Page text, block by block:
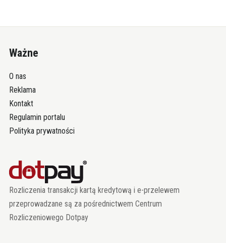
Ważne
O nas
Reklama
Kontakt
Regulamin portalu
Polityka prywatności
Rozliczenia transakcji kartą kredytową i e-przelewem
przeprowadzane są za pośrednictwem Centrum
Rozliczeniowego Dotpay